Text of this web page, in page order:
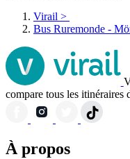
Virail >
Bus Ruremonde -
compare tous les itinéraires
À propos